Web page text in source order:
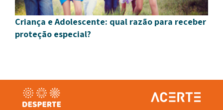
Criança e Adolescente: qual razão para receber
proteção especial?